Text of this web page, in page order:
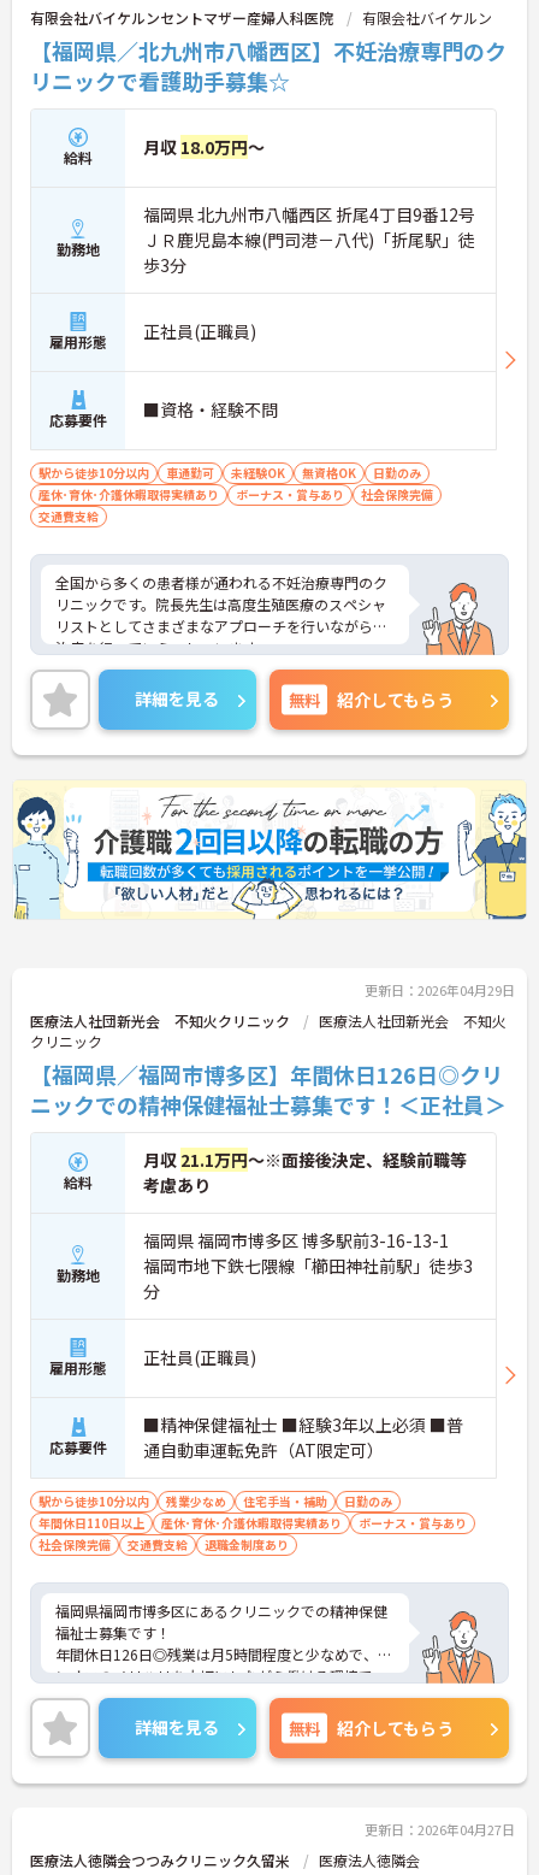
有限会社バイケルンセントマザー産婦人科医院 有限会社バイケルン
【福岡県／北九州市八幡西区】不妊治療専門のク
リニックで看護助手募集☆
給料 月収 18.0万円～
勤務地
福岡県 北九州市八幡西区 折尾4丁目9番12号
ＪＲ鹿児島本線(門司港－八代)「折尾駅」徒
歩3分
雇用形態 正社員(正職員)
応募要件 ■資格・経験不問
駅から徒歩10分以内 車通勤可 未経験OK 無資格OK
日勤のみ
産休･育休･介護休暇取得実績あり
ボーナス・賞与あり
社会保険完備
交通費支給
全国から多くの患者様が通われる不妊治療専門のク
リニックです。院長先生は高度生殖医療のスペシャ
リストとしてさまざまなアプローチを行いながら、
治療を行っていらっしゃいます。
詳細を見る 無料 紹介してもらう
更新日：2026年04月29日
医療法人社団新光会 不知火クリニック
医療法人社団新光会 不知火
クリニック
【福岡県／福岡市博多区】年間休日126日◎クリ
ニックでの精神保健福祉士募集です！＜正社員＞
給料
月収 21.1万円～※面接後決定、経験前職等
考慮あり
勤務地
福岡県 福岡市博多区 博多駅前3-16-13-1
福岡市地下鉄七隈線「櫛田神社前駅」徒歩3
分
雇用形態 正社員(正職員)
応募要件
■精神保健福祉士 ■経験3年以上必須 ■普
通自動車運転免許（AT限定可）
駅から徒歩10分以内 残業少なめ 住宅手当・補助
日勤のみ
年間休日110日以上
産休･育休･介護休暇取得実績あり
ボーナス・賞与あり
社会保険完備
交通費支給 退職金制度あり
福岡県福岡市博多区にあるクリニックでの精神保健
福祉士募集です！
年間休日126日◎残業は月5時間程度と少なめで、オ
ンオフのメリハリを大切にしながら働ける環境で
す。駅から徒歩3分の好立地もうれしいポイント♪通
勤しやすく、プライベートとの両立も叶います。ご
興味のある方には、面接対策ポイントなど、さらに
詳細をご案内しますのでお気軽にご相談ください！
詳細を見る 無料 紹介してもらう
更新日：2026年04月27日
医療法人徳隣会つつみクリニック久留米 医療法人徳隣会